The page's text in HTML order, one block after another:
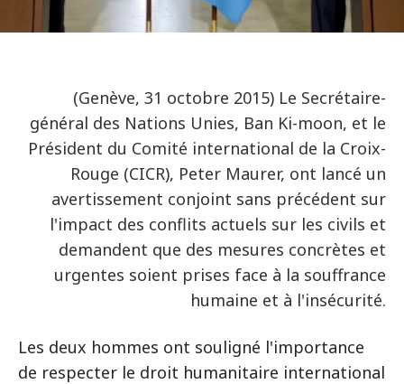
(Genève, 31 octobre 2015) Le Secrétaire-
général des Nations Unies, Ban Ki-moon, et le
Président du Comité international de la Croix-
Rouge (CICR), Peter Maurer, ont lancé un
avertissement conjoint sans précédent sur
l'impact des conflits actuels sur les civils et
demandent que des mesures concrètes et
urgentes soient prises face à la souffrance
humaine et à l'insécurité.
Les deux hommes ont souligné l'importance
de respecter le droit humanitaire international